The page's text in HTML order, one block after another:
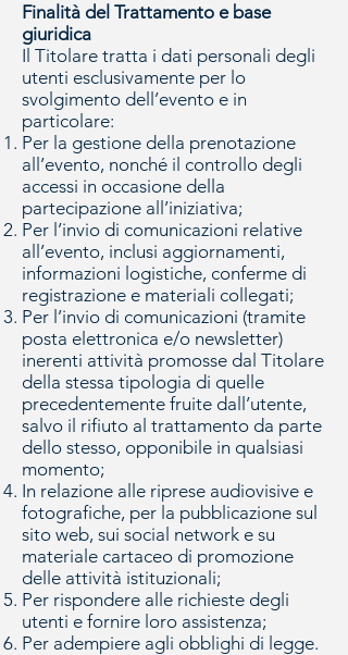
Finalità del Trattamento e base
giuridica
Il Titolare tratta i dati personali degli
utenti esclusivamente per lo
svolgimento dell’evento e in
particolare:
Per la gestione della prenotazione
all’evento, nonché il controllo degli
accessi in occasione della
partecipazione all’iniziativa;
Per l’invio di comunicazioni relative
all’evento, inclusi aggiornamenti,
informazioni logistiche, conferme di
registrazione e materiali collegati;
Per l’invio di comunicazioni (tramite
posta elettronica e/o newsletter)
inerenti attività promosse dal Titolare
della stessa tipologia di quelle
precedentemente fruite dall’utente,
salvo il rifiuto al trattamento da parte
dello stesso, opponibile in qualsiasi
momento;
In relazione alle riprese audiovisive e
fotografiche, per la pubblicazione sul
sito web, sui social network e su
materiale cartaceo di promozione
delle attività istituzionali;
Per rispondere alle richieste degli
utenti e fornire loro assistenza;
Per adempiere agli obblighi di legge.